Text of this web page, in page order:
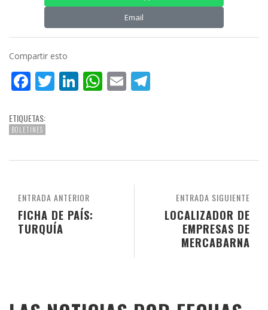
Email
Compartir esto
Facebook
Twitter
LinkedIn
WhatsApp
Email
ETIQUETAS:
BOLETINES
ENTRADA SIGUIENTE
LOCALIZADOR DE
EMPRESAS DE
MERCABARNA
ENTRADA ANTERIOR
FICHA DE PAÍS:
TURQUÍA